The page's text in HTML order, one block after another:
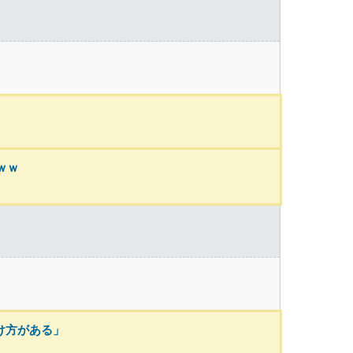
ｗ
がある」